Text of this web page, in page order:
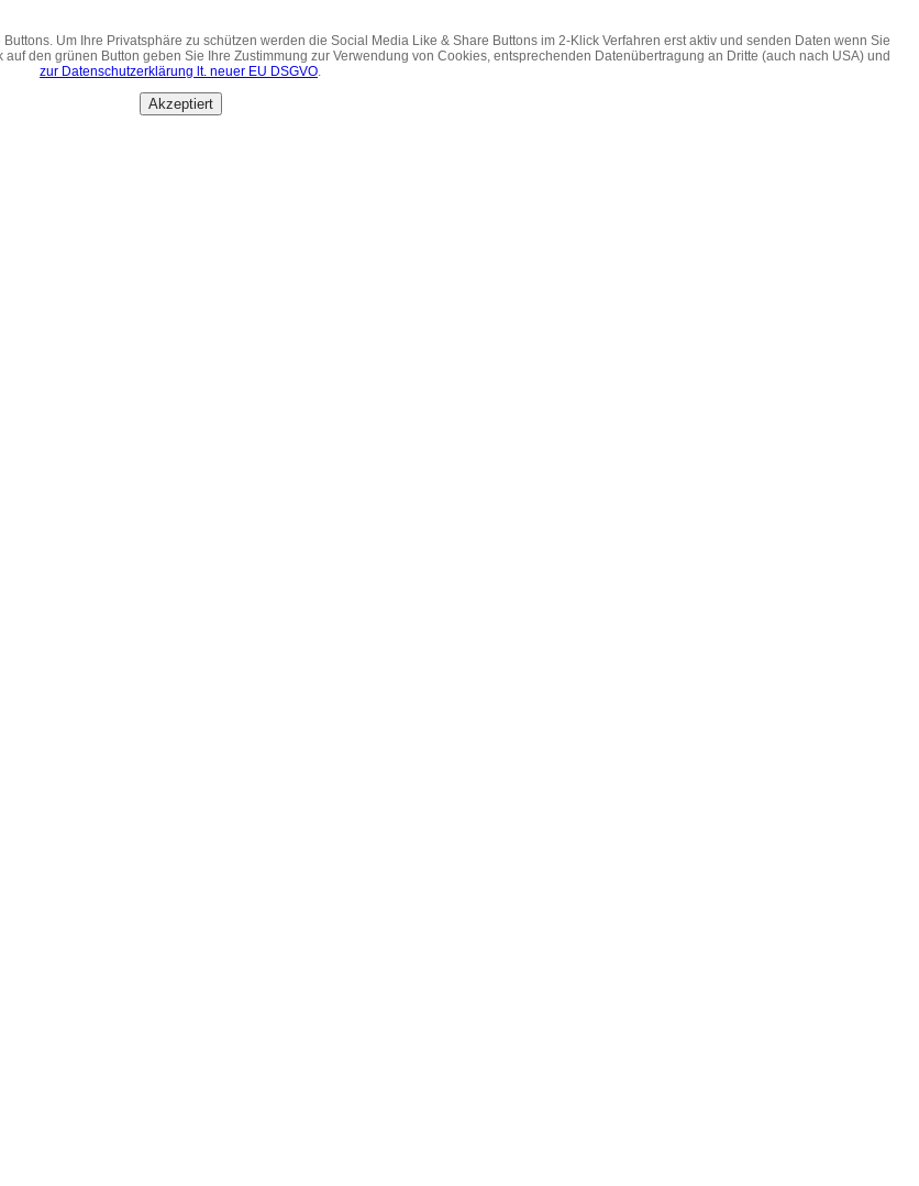
Um Ihre Privatsphäre zu schützen werden die Social Media Like & Share Buttons im 2-Klick Verfahren erst aktiv und senden Daten wenn Sie
den grünen Button geben Sie Ihre Zustimmung zur Verwendung von Cookies, entsprechenden Datenübertragung an Dritte (auch nach USA) und
zur Datenschutzerklärung lt. neuer EU DSGVO.
Akzeptiert